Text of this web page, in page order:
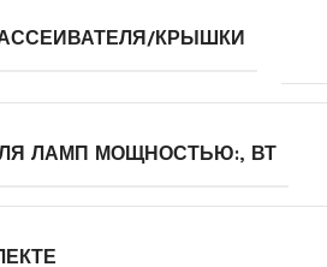
КРЫШКИ
ЛАМП МОЩНОСТЬЮ:, ВТ